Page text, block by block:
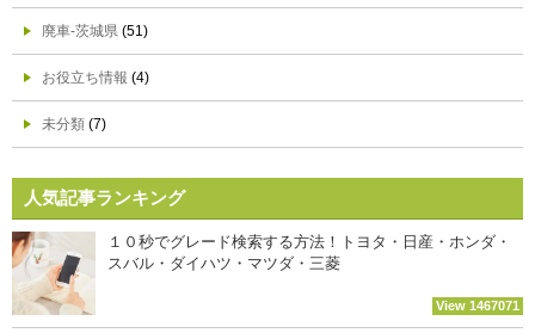
廃車-茨城県 (51)
お役立ち情報 (4)
未分類 (7)
人気記事ランキング
１０秒でグレード検索する方法！トヨタ・日産・ホンダ・
スバル・ダイハツ・マツダ・三菱
View 1467071